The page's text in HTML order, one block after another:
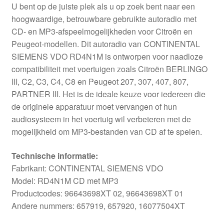
U bent op de juiste plek als u op zoek bent naar een
hoogwaardige, betrouwbare gebruikte autoradio met
CD- en MP3-afspeelmogelijkheden voor Citroën en
Peugeot-modellen. Dit autoradio van CONTINENTAL
SIEMENS VDO RD4N1M is ontworpen voor naadloze
compatibiliteit met voertuigen zoals Citroën BERLINGO
III, C2, C3, C4, C8 en Peugeot 207, 307, 407, 807,
PARTNER III. Het is de ideale keuze voor iedereen die
de originele apparatuur moet vervangen of hun
audiosysteem in het voertuig wil verbeteren met de
mogelijkheid om MP3-bestanden van CD af te spelen.
Technische informatie:
Fabrikant: CONTINENTAL SIEMENS VDO
Model: RD4N1M CD met MP3
Productcodes: 96643698XT 02, 96643698XT 01
Andere nummers: 657919, 657920, 16077504XT